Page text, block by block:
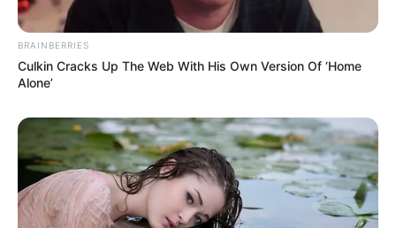
BRAINBERRIES
Culkin Cracks Up The Web With His Own Version Of ‘Home
Alone’